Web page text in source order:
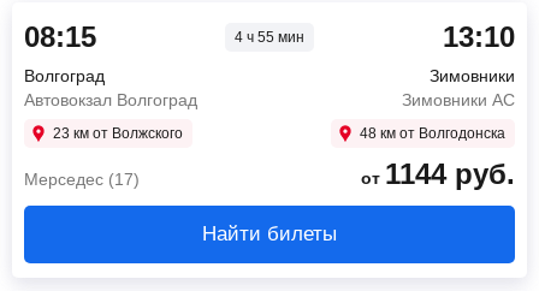
08:15 4 ч 55 мин
Волгоград
Автовокзал Волгоград
23 км от Волжского
13:10
Зимовники
Зимовники АС
48 км от Волгодонска
Мерседес (17) от 1144 руб.
Найти билеты